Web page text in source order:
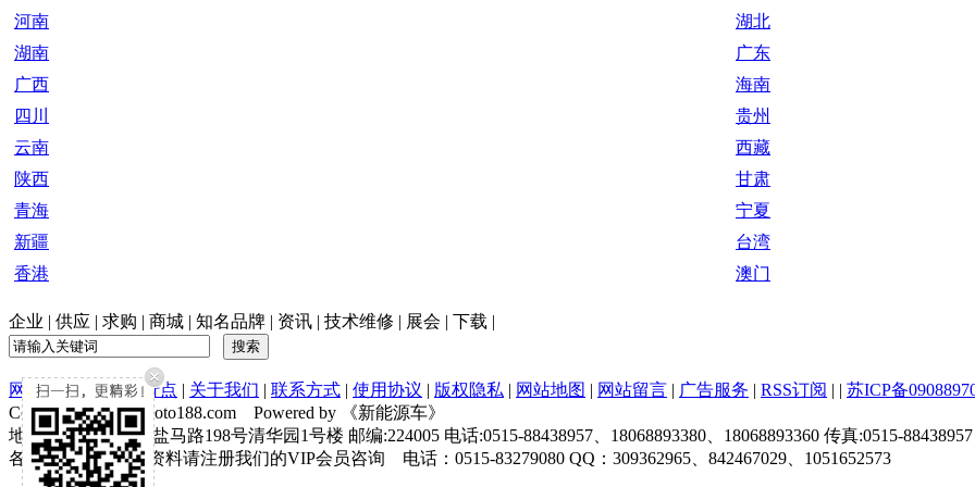
河南
湖北
湖南
广东
广西
海南
四川
贵州
云南
西藏
陕西
甘肃
青海
宁夏
新疆
台湾
香港
澳门
企业 | 供应 | 求购 | 商城 | 知名品牌 | 资讯 | 技术维修 | 展会 | 下载 |
网站首页 | 全国发行点 | 关于我们 | 联系方式 | 使用协议 | 版权隐私 | 网站地图 | 网站留言 | 广告服务 | RSS订阅 | | 苏ICP备
Copyright © XNY.moto188.com Powered by 《新能源车》
地址:江苏省盐城市盐马路198号清华园1号楼 邮编:224005 电话:0515-88438957、18068893380、18068893360 传真:0515-88438957
各新能源市场详细资料请注册我们的VIP会员咨询 电话：0515-83279080 QQ：309362965、842467029、1051652573